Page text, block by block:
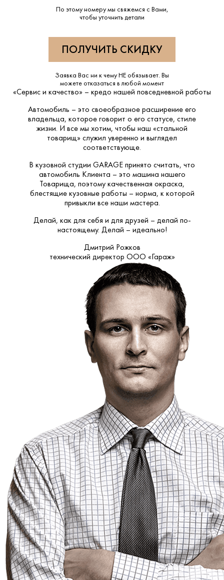
По этому номеру мы свяжемся с Вами,
чтобы уточнить детали
Заявка Вас ни к чему НЕ обязывает. Вы
можете отказаться в любой момент
«Сервис и качество» – кредо нашей повседневной работы
Автомобиль – это своеобразное расширение его
владельца, которое говорит о его статусе, стиле
жизни. И все мы хотим, чтобы наш «стальной
товарищ» служил уверенно и выглядел
соответствующе.
В кузовной студии GARAGE принято считать, что
автомобиль Клиента – это машина нашего
Товарища, поэтому качественная окраска,
блестящие кузовные работы – норма, к которой
привыкли все наши мастера.
Делай, как для себя и для друзей – делай по-
настоящему. Делай – идеально!
Дмитрий Рожков
технический директор ООО «Гараж»